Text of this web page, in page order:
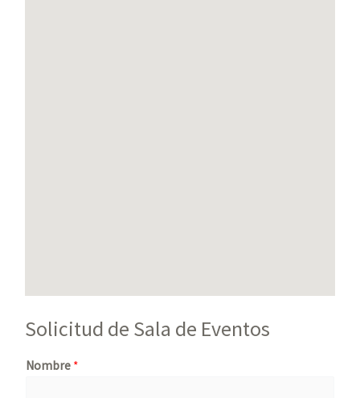
Solicitud de Sala de Eventos
Nombre *